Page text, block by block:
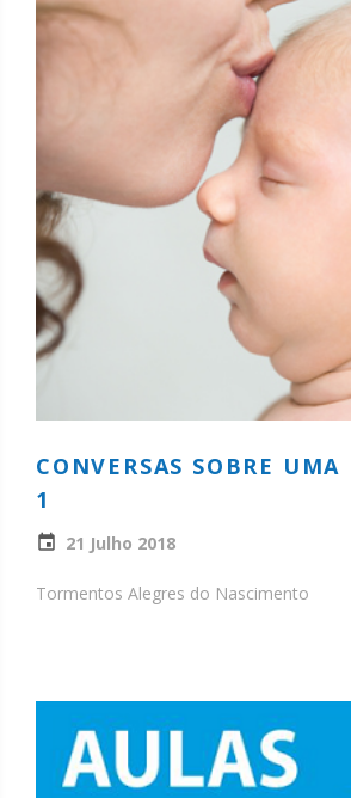
CONVERSAS SOBRE
1
21 Julho 2018
Tormentos Alegres do Nascimento